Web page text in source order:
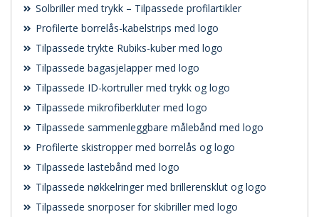
Solbriller med trykk – Tilpassede profilartikler
Profilerte borrelås-kabelstrips med logo
Tilpassede trykte Rubiks-kuber med logo
Tilpassede bagasjelapper med logo
Tilpassede ID-kortruller med trykk og logo
Tilpassede mikrofiberkluter med logo
Tilpassede sammenleggbare målebånd med logo
Profilerte skistropper med borrelås og logo
Tilpassede lastebånd med logo
Tilpassede nøkkelringer med brillerensklut og logo
Tilpassede snorposer for skibriller med logo